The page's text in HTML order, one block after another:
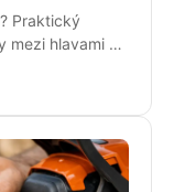
Praktický
mezi hlavami a